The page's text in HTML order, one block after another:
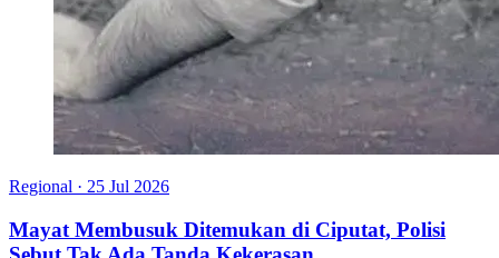
Regional · 25 Jul 2026
Mayat Membusuk Ditemukan di Ciputat, Polisi